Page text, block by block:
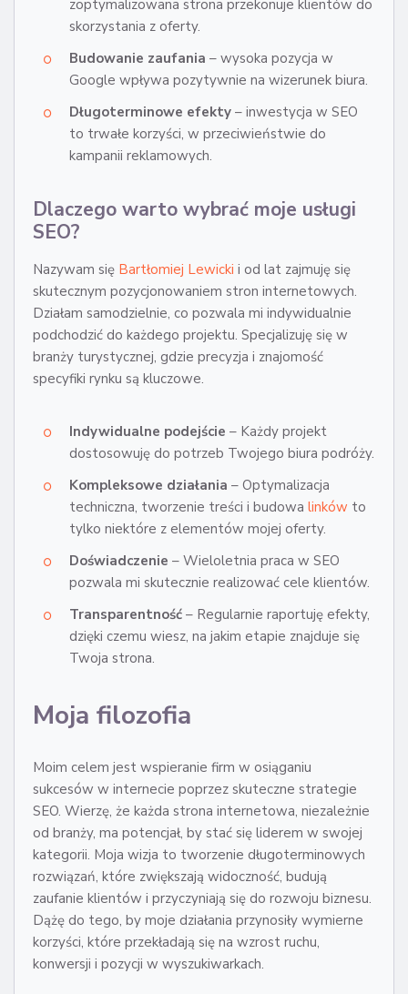
zoptymalizowana strona przekonuje klientów do
skorzystania z oferty.
Budowanie zaufania – wysoka pozycja w
Google wpływa pozytywnie na wizerunek biura.
Długoterminowe efekty – inwestycja w SEO
to trwałe korzyści, w przeciwieństwie do
kampanii reklamowych.
Dlaczego warto wybrać moje usługi
SEO?
Nazywam się Bartłomiej Lewicki i od lat zajmuję się
skutecznym pozycjonowaniem stron internetowych.
Działam samodzielnie, co pozwala mi indywidualnie
podchodzić do każdego projektu. Specjalizuję się w
branży turystycznej, gdzie precyzja i znajomość
specyfiki rynku są kluczowe.
Indywidualne podejście – Każdy projekt
dostosowuję do potrzeb Twojego biura podróży.
Kompleksowe działania – Optymalizacja
techniczna, tworzenie treści i budowa linków to
tylko niektóre z elementów mojej oferty.
Doświadczenie – Wieloletnia praca w SEO
pozwala mi skutecznie realizować cele klientów.
Transparentność – Regularnie raportuję efekty,
dzięki czemu wiesz, na jakim etapie znajduje się
Twoja strona.
Moja filozofia
Moim celem jest wspieranie firm w osiąganiu
sukcesów w internecie poprzez skuteczne strategie
SEO. Wierzę, że każda strona internetowa, niezależnie
od branży, ma potencjał, by stać się liderem w swojej
kategorii. Moja wizja to tworzenie długoterminowych
rozwiązań, które zwiększają widoczność, budują
zaufanie klientów i przyczyniają się do rozwoju biznesu.
Dążę do tego, by moje działania przynosiły wymierne
korzyści, które przekładają się na wzrost ruchu,
konwersji i pozycji w wyszukiwarkach.